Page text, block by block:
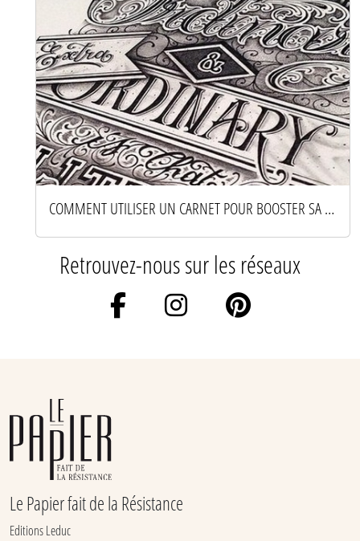
COMMENT UTILISER UN CARNET POUR BOOSTER SA CRÉATIVITÉ AU QUOTIDIEN
Retrouvez-nous sur les réseaux
Le Papier fait de la Résistance
Editions Leduc